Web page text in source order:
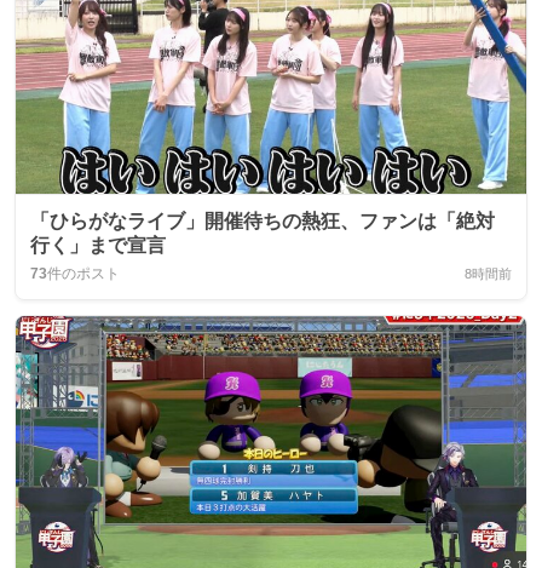
「ひらがなライブ」開催待ちの熱狂、ファンは「絶対
行く」まで宣言
73件のポスト 8時間前